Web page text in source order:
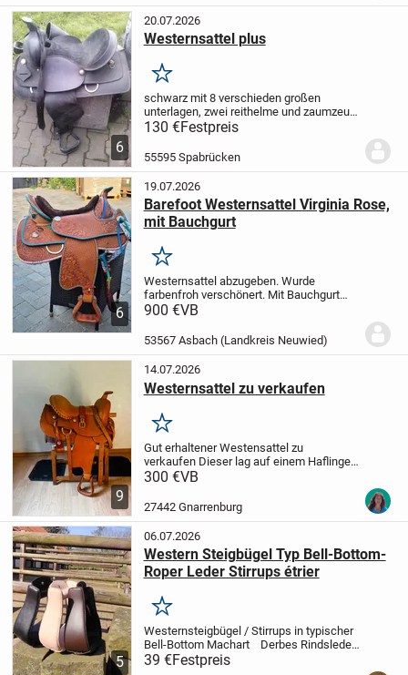
6
20.07.2026
Westernsattel plus
Merken
schwarz mit 8 verschieden großen
unterlagen, zwei reithelme und zaumzeug
abzuholen kreis kh
130 €Festpreis
55595 Spabrücken
6
19.07.2026
Barefoot Westernsattel Virginia Rose,
mit Bauchgurt
Merken
Westernsattel abzugeben. Wurde
farbenfroh verschönert.Mit Bauchgurt
von Barefoot.
ich die Kosten erfragen. Privat erkauf
ohne Garantie,...
900 €VB
53567 Asbach (Landkreis Neuwied)
9
14.07.2026
Westernsattel zu verkaufen
Merken
Gut erhaltener Westensattel zu
verkaufen Dieser lag auf einem Haflinger
mit kurzem Rücken, Maße sind bei den
dabei,Kinderfender 20€,
20€, schwarzes...
300 €VB
27442 Gnarrenburg
5
06.07.2026
Western Steigbügel Typ Bell-Bottom-
Roper Leder Stirrups étrier
Merken
Westernsteigbügel / Stirrups in typischer
Bell-Bottom Machart
Derbes Rindsleder
traditionell geschnürt. Die Stirrups sind so
gearbeitet, dass auch der Fuß eines
39 €Festpreis